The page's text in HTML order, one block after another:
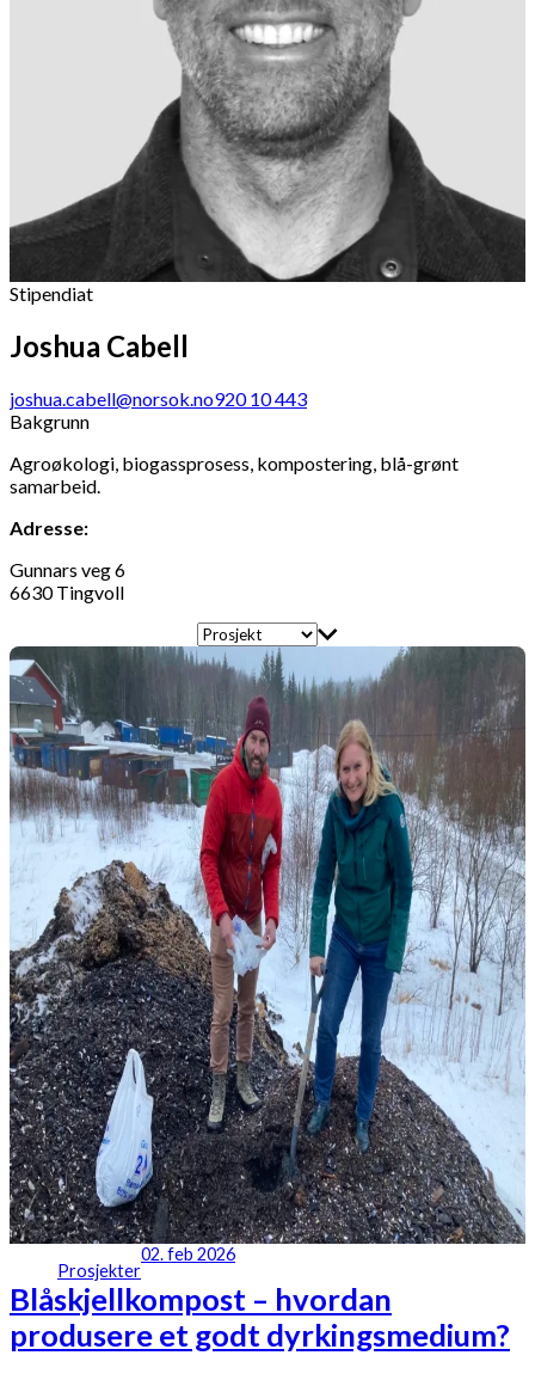
Stipendiat
Joshua Cabell
joshua.cabell@norsok.no920 10 443
Bakgrunn
Agroøkologi, biogassprosess, kompostering, blå-grønt
samarbeid.
Adresse:
Gunnars veg 6
6630 Tingvoll
Prosjekter
02. feb 2026
Blåskjellkompost – hvordan
produsere et godt dyrkingsmedium?